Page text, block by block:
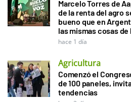
Marcelo Torres de
de la renta del agro
bueno que en
las mismas cosas de
hace 1 día
Agricultura
Comenzó el
de 100 paneles,
tendencias